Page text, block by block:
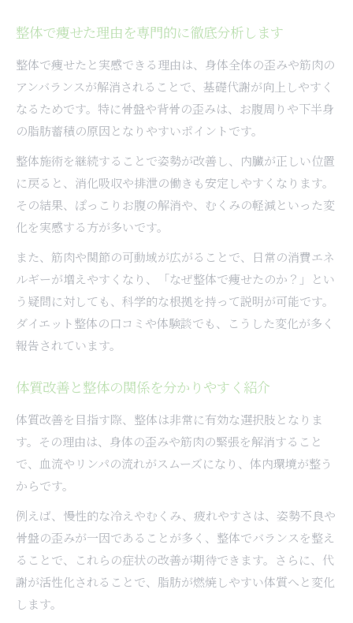
整体で痩せた理由を専門的に徹底分析します
整体で痩せたと実感できる理由は、身体全体の歪みや筋肉の
アンバランスが解消されることで、基礎代謝が向上しやすく
なるためです。特に骨盤や背骨の歪みは、お腹周りや下半身
の脂肪蓄積の原因となりやすいポイントです。
整体施術を継続することで姿勢が改善し、内臓が正しい位置
に戻ると、消化吸収や排泄の働きも安定しやすくなります。
その結果、ぽっこりお腹の解消や、むくみの軽減といった変
化を実感する方が多いです。
また、筋肉や関節の可動域が広がることで、日常の消費エネ
ルギーが増えやすくなり、「なぜ整体で痩せたのか？」とい
う疑問に対しても、科学的な根拠を持って説明が可能です。
ダイエット整体の口コミや体験談でも、こうした変化が多く
報告されています。
体質改善と整体の関係を分かりやすく紹介
体質改善を目指す際、整体は非常に有効な選択肢となりま
す。その理由は、身体の歪みや筋肉の緊張を解消すること
で、血流やリンパの流れがスムーズになり、体内環境が整う
からです。
例えば、慢性的な冷えやむくみ、疲れやすさは、姿勢不良や
骨盤の歪みが一因であることが多く、整体でバランスを整え
ることで、これらの症状の改善が期待できます。さらに、代
謝が活性化されることで、脂肪が燃焼しやすい体質へと変化
します。